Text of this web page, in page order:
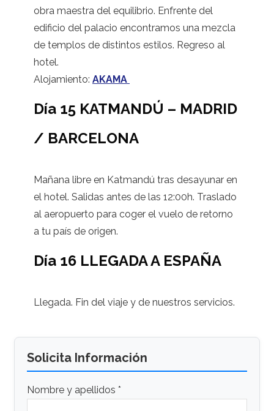
obra maestra del equilibrio. Enfrente del
edificio del palacio encontramos una mezcla
de templos de distintos estilos. Regreso al
hotel.
Alojamiento: AKAMA
Día 15 KATMANDÚ – MADRID
/ BARCELONA
Mañana libre en Katmandú tras desayunar en
el hotel. Salidas antes de las 12:00h. Traslado
al aeropuerto para coger el vuelo de retorno
a tu país de origen.
Día 16 LLEGADA A ESPAÑA
Llegada. Fin del viaje y de nuestros servicios.
Solicita Información
Nombre y apellidos *